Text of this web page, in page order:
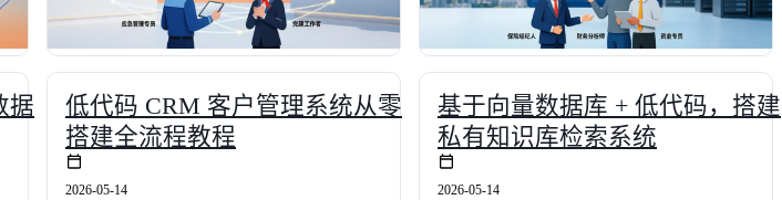
据
低代码 CRM 客户管理系统从零
搭建全流程教程
2026-05-14
基于向量数据库 + 低代码，搭建
私有知识库检索系统
2026-05-14